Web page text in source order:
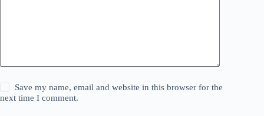
Save my name, email and website in this browser for the
next time I comment.